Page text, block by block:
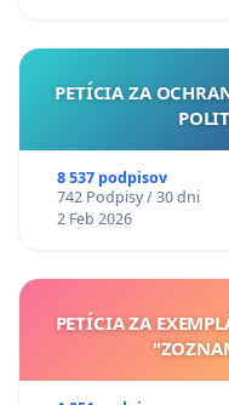
PETÍCIA ZA
8 537 podpisov
742 Podpisy / 30 dni
2 Feb 2026
PETÍCIA ZA